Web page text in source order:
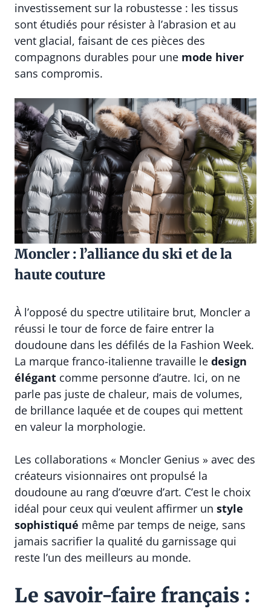
investissement sur la robustesse : les tissus
sont étudiés pour résister à l’abrasion et au
vent glacial, faisant de ces pièces des
compagnons durables pour une mode hiver
sans compromis.
Moncler : l’alliance du ski et de la
haute couture
À l’opposé du spectre utilitaire brut, Moncler a
réussi le tour de force de faire entrer la
doudoune dans les défilés de la Fashion Week.
La marque franco-italienne travaille le design
élégant comme personne d’autre. Ici, on ne
parle pas juste de chaleur, mais de volumes,
de brillance laquée et de coupes qui mettent
en valeur la morphologie.
Les collaborations « Moncler Genius » avec des
créateurs visionnaires ont propulsé la
doudoune au rang d’œuvre d’art. C’est le choix
idéal pour ceux qui veulent affirmer un style
sophistiqué même par temps de neige, sans
jamais sacrifier la qualité du garnissage qui
reste l’un des meilleurs au monde.
Le savoir-faire français :